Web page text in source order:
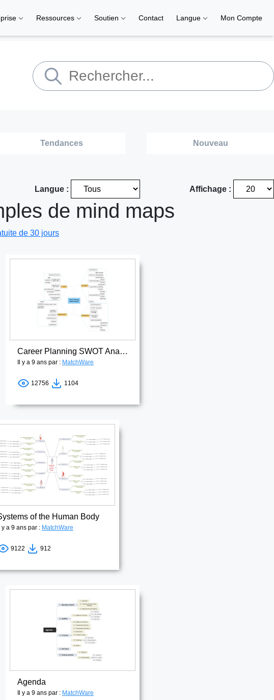
Ressources Soutien Contact Langue Mon Compte
Tendances Nouveau
Langue : Affichage :
de mind maps
de 30 jours
Career Planning SWOT Analysis
Il y a 9 ans par : MatchWare
12756 1104
of the Human Body
Il y a 9 ans par : MatchWare
9122 912
Agenda
Il y a 9 ans par : MatchWare